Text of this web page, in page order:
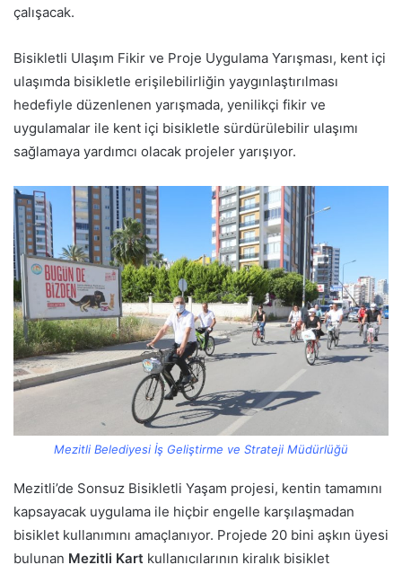
çalışacak.
Bisikletli Ulaşım Fikir ve Proje Uygulama Yarışması, kent içi
ulaşımda bisikletle erişilebilirliğin yaygınlaştırılması
hedefiyle düzenlenen yarışmada, yenilikçi fikir ve
uygulamalar ile kent içi bisikletle sürdürülebilir ulaşımı
sağlamaya yardımcı olacak projeler yarışıyor.
Mezitli Belediyesi İş Geliştirme ve Strateji Müdürlüğü
Mezitli’de Sonsuz Bisikletli Yaşam projesi, kentin tamamını
kapsayacak uygulama ile hiçbir engelle karşılaşmadan
bisiklet kullanımını amaçlanıyor. Projede 20 bini aşkın üyesi
bulunan Mezitli Kart kullanıcılarının kiralık bisiklet